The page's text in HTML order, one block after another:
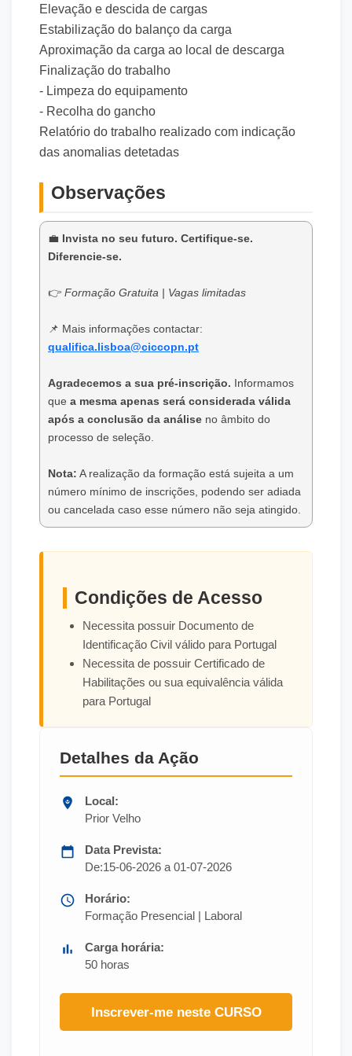
Elevação e descida de cargas
Estabilização do balanço da carga
Aproximação da carga ao local de descarga
Finalização do trabalho
- Limpeza do equipamento
- Recolha do gancho
Relatório do trabalho realizado com indicação
das anomalias detetadas
Observações
💼 Invista no seu futuro. Certifique-se.
Diferencie-se.
👉 Formação Gratuita | Vagas limitadas
📌 Mais informações contactar:
qualifica.lisboa@ciccopn.pt
Agradecemos a sua pré-inscrição. Informamos
que a mesma apenas será considerada válida
após a conclusão da análise no âmbito do
processo de seleção.
Nota: A realização da formação está sujeita a um
número mínimo de inscrições, podendo ser adiada
ou cancelada caso esse número não seja atingido.
Condições de Acesso
Necessita possuir Documento de
Identificação Civil válido para Portugal
Necessita de possuir Certificado de
Habilitações ou sua equivalência válida
para Portugal
Detalhes da Ação
Local:
Prior Velho
Data Prevista:
De:15-06-2026 a 01-07-2026
Horário:
Formação Presencial | Laboral
Carga horária:
50 horas
Inscrever-me neste CURSO